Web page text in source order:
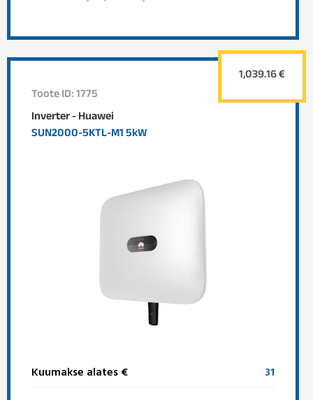
Toote ID: 1775
Inverter - Huawei
SUN2000-5KTL-M1 5kW
Kuumakse alates € 31
1,039.16 €